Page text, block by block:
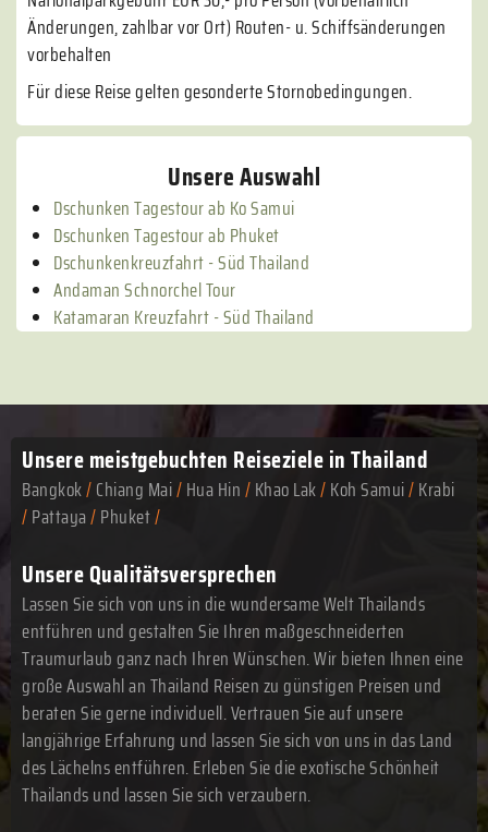
Änderungen, zahlbar vor Ort) Routen- u. Schiffsänderungen
vorbehalten
Für diese Reise gelten gesonderte Stornobedingungen.
Unsere Auswahl
Dschunken Tagestour ab Ko Samui
Dschunken Tagestour ab Phuket
Dschunkenkreuzfahrt - Süd Thailand
Andaman Schnorchel Tour
Katamaran Kreuzfahrt - Süd Thailand
Unsere meistgebuchten Reiseziele in Thailand
Bangkok/Chiang Mai/Hua Hin/Khao Lak/Koh Samui/Krabi
/Pattaya/Phuket/
Unsere Qualitätsversprechen
Lassen Sie sich von uns in die wundersame Welt Thailands
entführen und gestalten Sie Ihren maßgeschneiderten
Traumurlaub ganz nach Ihren Wünschen. Wir bieten Ihnen eine
große Auswahl an Thailand Reisen zu günstigen Preisen und
beraten Sie gerne individuell. Vertrauen Sie auf unsere
langjährige Erfahrung und lassen Sie sich von uns in das Land
des Lächelns entführen. Erleben Sie die exotische Schönheit
Thailands und lassen Sie sich verzaubern.